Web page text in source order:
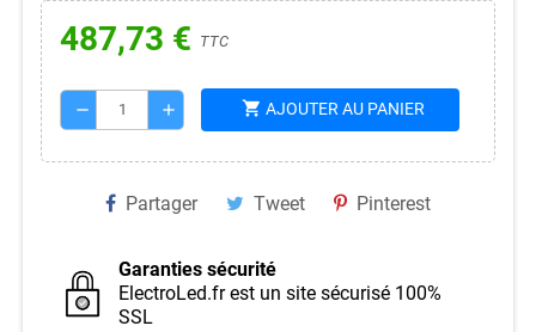
487,73 € TTC
remove add shopping_cart AJOUTER AU PANIER
Partager Tweet Pinterest
Garanties sécurité
ElectroLed.fr est un site sécurisé 100%
SSL